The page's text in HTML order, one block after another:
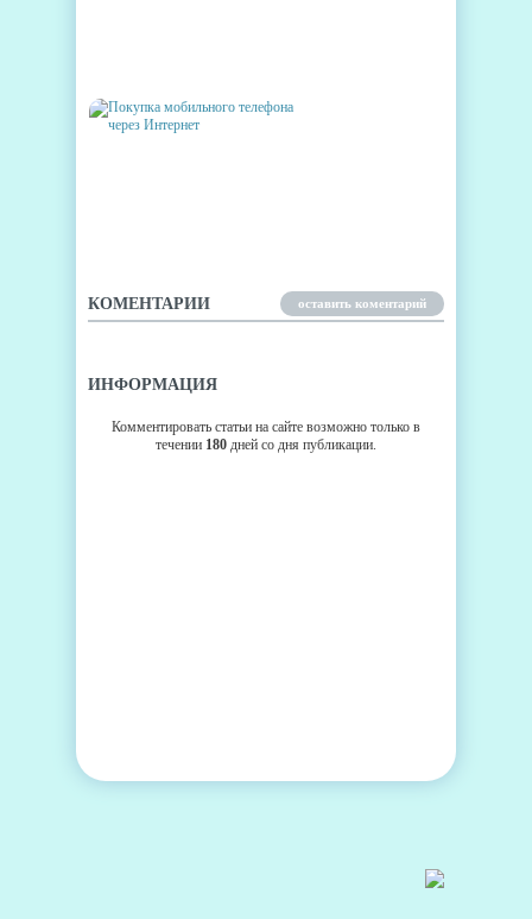
КОМЕНТАРИИ оставить коментарий
ИНФОРМАЦИЯ
Комментировать статьи на сайте возможно только в
течении 180 дней со дня публикации.